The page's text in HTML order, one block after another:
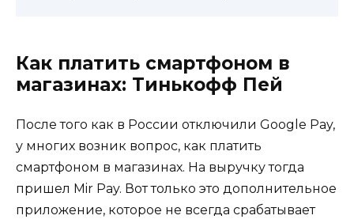
Как платить смартфоном в
магазинах: Тинькофф Пей
После того как в России отключили Google Pay,
у многих возник вопрос, как платить
смартфоном в магазинах. На выручку тогда
пришел Mir Pay. Вот только это дополнительное
приложение, которое не всегда срабатывает